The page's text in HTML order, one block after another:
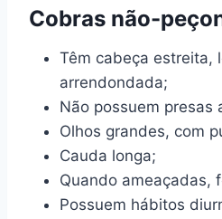
Cobras não-
Têm cabeça estreita,
arrendondada;
Não possuem presas
Olhos grandes, com
Cauda longa;
Quando ameaçadas,
Possuem hábitos